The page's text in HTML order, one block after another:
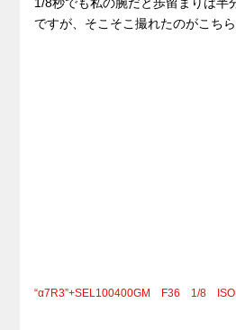
1/8秒でも私の腕だと歩留まりは半
ですが、そこそこ撮れたのがこちら
“α7R3”+SEL100400GM F36 1/8